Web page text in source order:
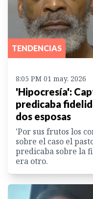
TENDENCIAS
8:05 PM 01 may. 2026
'Hipocresía':
predicaba
dos esposas
'Por sus frutos los
sobre el caso el
predicaba sobre la
era otro.